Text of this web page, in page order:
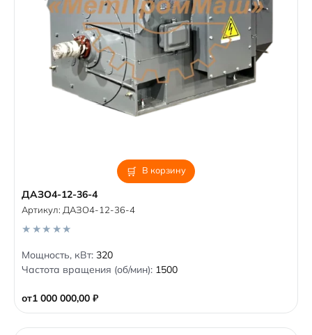
В корзину
ДАЗО4-12-36-4
от1 000 000,00 ₽
Артикул: ДАЗО4-12-36-4
0
o
u
f
5
Мощность, кВт: 320
Частота вращения (об/мин): 1500